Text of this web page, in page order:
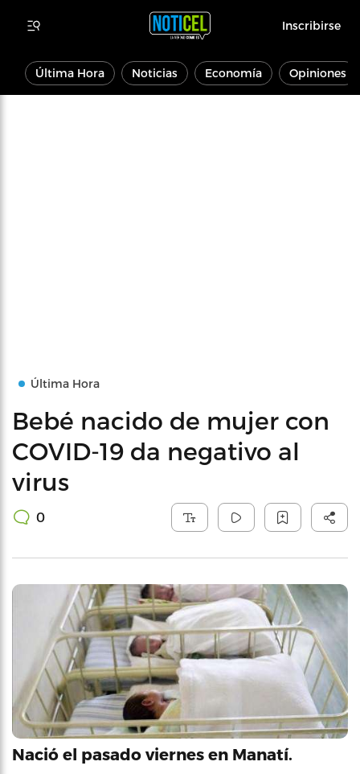
Inscribirse
Última Hora Noticias Economía Opiniones
Última Hora
Bebé nacido de mujer con
COVID-19 da negativo al
virus
0
Nació el pasado viernes en Manatí.